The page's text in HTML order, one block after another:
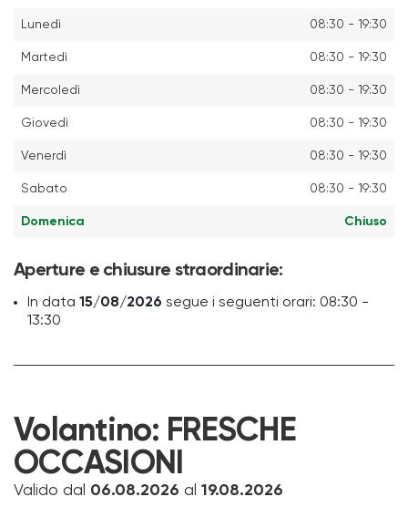
Lunedì 08:30 - 19:30
Martedì 08:30 - 19:30
Mercoledì 08:30 - 19:30
Giovedì 08:30 - 19:30
Venerdì 08:30 - 19:30
Sabato 08:30 - 19:30
Domenica Chiuso
Aperture e chiusure straordinarie:
In data 15/08/2026 segue i seguenti orari: 08:30 -
13:30
Volantino: FRESCHE
OCCASIONI
Valido dal 06.08.2026 al 19.08.2026